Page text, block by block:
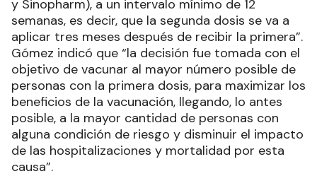
y Sinopharm), a un intervalo mínimo de 12
semanas, es decir, que la segunda dosis se va a
aplicar tres meses después de recibir la primera”.
Gómez indicó que “la decisión fue tomada con el
objetivo de vacunar al mayor número posible de
personas con la primera dosis, para maximizar los
beneficios de la vacunación, llegando, lo antes
posible, a la mayor cantidad de personas con
alguna condición de riesgo y disminuir el impacto
de las hospitalizaciones y mortalidad por esta
causa”.